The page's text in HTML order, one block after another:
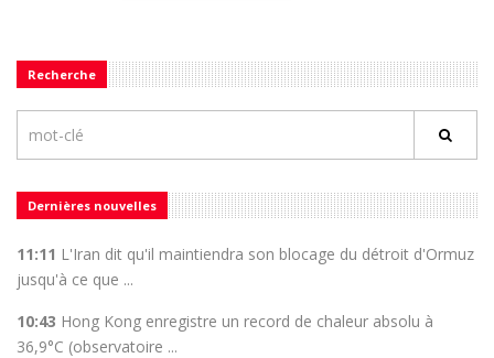
Recherche
Dernières nouvelles
11:11 L'Iran dit qu'il maintiendra son blocage du détroit d'Ormuz
jusqu'à ce que ...
10:43 Hong Kong enregistre un record de chaleur absolu à
36,9°C (observatoire ...